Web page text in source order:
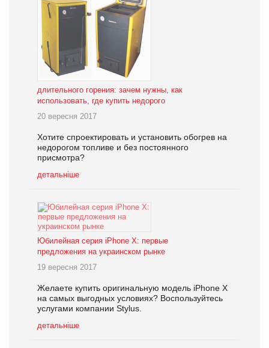
длительного горения: зачем нужны, как
использовать, где купить недорого
20 вересня 2017
Хотите спроектировать и установить обогрев на
недорогом топливе и без постоянного
присмотра?
детальніше
Юбилейная серия iPhone X: первые
предложения на украинском рынке
19 вересня 2017
Желаете купить оригинальную модель iPhone X
на самых выгодных условиях? Воспользуйтесь
услугами компании Stylus.
детальніше